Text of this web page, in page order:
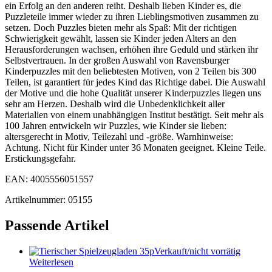
ein Erfolg an den anderen reiht. Deshalb lieben Kinder es, die
Puzzleteile immer wieder zu ihren Lieblingsmotiven zusammen zu
setzen. Doch Puzzles bieten mehr als Spaß: Mit der richtigen
Schwierigkeit gewählt, lassen sie Kinder jeden Alters an den
Herausforderungen wachsen, erhöhen ihre Geduld und stärken ihr
Selbstvertrauen. In der großen Auswahl von Ravensburger
Kinderpuzzles mit den beliebtesten Motiven, von 2 Teilen bis 300
Teilen, ist garantiert für jedes Kind das Richtige dabei. Die Auswahl
der Motive und die hohe Qualität unserer Kinderpuzzles liegen uns
sehr am Herzen. Deshalb wird die Unbedenklichkeit aller
Materialien von einem unabhängigen Institut bestätigt. Seit mehr als
100 Jahren entwickeln wir Puzzles, wie Kinder sie lieben:
altersgerecht in Motiv, Teilezahl und -größe. Warnhinweise:
Achtung. Nicht für Kinder unter 36 Monaten geeignet. Kleine Teile.
Erstickungsgefahr.
EAN: 4005556051557
Artikelnummer: 05155
Passende Artikel
Verkauft/nicht vorrätig
Weiterlesen